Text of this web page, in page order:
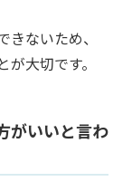
ないため、
大切です。
がいいと言わ